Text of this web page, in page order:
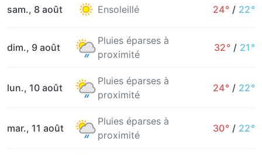
sam., 8 août Ensoleillé 24° / 22°
dim., 9 août
Pluies éparses à
proximité
32° / 21°
lun., 10 août
Pluies éparses à
proximité
24° / 22°
mar., 11 août
Pluies éparses à
proximité
30° / 22°